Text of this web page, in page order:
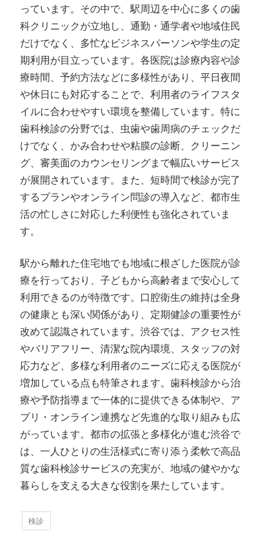
っています。その中で、駅周辺を中心に多くの歯
科クリニックが立地し、通勤・通学者や地域住民
だけでなく、多忙なビジネスパーソンや学生の定
期利用が目立っています。各医院は診療内容や診
療時間、予約方法などに多様性があり、平日夜間
や休日にも対応することで、利用者のライフスタ
イルに合わせやすい環境を整備しています。特に
歯科検診の分野では、虫歯や歯周病のチェックだ
けでなく、かみ合わせや粘膜の診断、クリーニン
グ、審美面のカウンセリングまで幅広いサービス
が展開されています。また、短時間で検診が完了
するプランやオンライン問診の導入など、都市生
活の忙しさに対応した利便性も強化されていま
す。
駅から離れた住宅地でも地域に根ざした医院が診
療を行っており、子どもから高齢者まで安心して
利用できるのが特徴です。口腔衛生の維持は全身
の健康とも深い関係があり、定期健診の重要性が
改めて認識されています。渋谷では、アクセス性
やバリアフリー、清潔な院内環境、スタッフの対
応力など、多様な利用者のニーズに応える医院が
増加している点も特筆されます。歯科検診から治
療や予防指導まで一体的に提供できる体制や、ア
プリ・オンライン連携など先進的な取り組みも広
がっています。都市の拡張と多様化が進む渋谷で
は、一人ひとりの生活様式に寄り添う柔軟で高品
質な歯科検診サービスの充実が、地域の健やかな
暮らしを支える大きな役割を果たしています。
検診